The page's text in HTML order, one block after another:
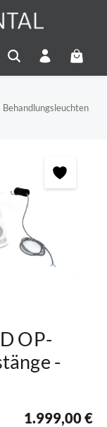
Behandlungsleuchten
OP-
-
1.999,00 €